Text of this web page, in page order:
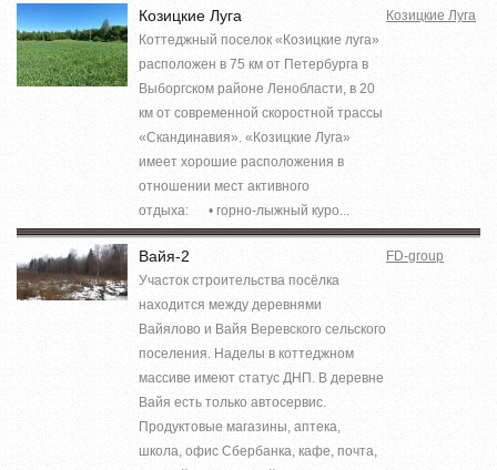
Козицкие Луга
Коттеджный поселок «Козицкие луга»
расположен в 75 км от Петербурга в
Выборгском районе Ленобласти, в 20
км от современной скоростной трассы
«Скандинавия». «Козицкие Луга»
имеет хорошие расположения в
отношении мест активного
отдыха:⁣⁣⠀⁣⁣⠀• горно-лыжный куро...
Козицкие Луга
Вайя-2
Участок строительства посёлка
находится между деревнями
Вайялово и Вайя Веревского сельского
поселения. Наделы в коттеджном
массиве имеют статус ДНП. В деревне
Вайя есть только автосервис.
Продуктовые магазины, аптека,
школа, офис Сбербанка, кафе, почта,
FD-group